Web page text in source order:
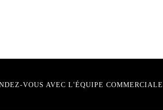
VOUS AVEC L'ÉQUIPE COMMERCIALE